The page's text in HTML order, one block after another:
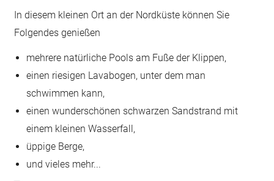
In diesem kleinen Ort an der Nordküste können Sie
Folgendes genießen
mehrere natürliche Pools am Fuße der Klippen,
einen riesigen Lavabogen, unter dem man
schwimmen kann,
einen wunderschönen schwarzen Sandstrand mit
einem kleinen Wasserfall,
üppige Berge,
und vieles mehr...